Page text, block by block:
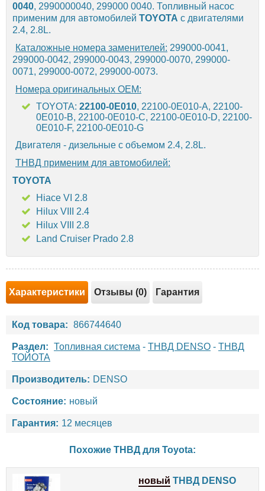
0040, 2990000040, 299000 0040. Топливный насос
применим для автомобилей TOYOTA с двигателями
2.4, 2.8L.
Каталожные номера заменителей: 299000-0041,
299000-0042, 299000-0043, 299000-0070, 299000-
0071, 299000-0072, 299000-0073.
Номера оригинальных OEM:
TOYOTA: 22100-0E010, 22100-0E010-A, 22100-
0E010-B, 22100-0E010-C, 22100-0E010-D, 22100-
0E010-F, 22100-0E010-G
Двигателя - дизельные с объемом 2.4, 2.8L.
ТНВД применим для автомобилей:
TOYOTA
Hiace VI 2.8
Hilux VIII 2.4
Hilux VIII 2.8
Land Cruiser Prado 2.8
Характеристики Отзывы (0) Гарантия
Код товара: 866744640
Раздел: Топливная система - ТНВД DENSO - ТНВД
ТОЙОТА
Производитель: DENSO
Состояние: новый
Гарантия: 12 месяцев
Похожие ТНВД для Toyota:
новый ТНВД DENSO